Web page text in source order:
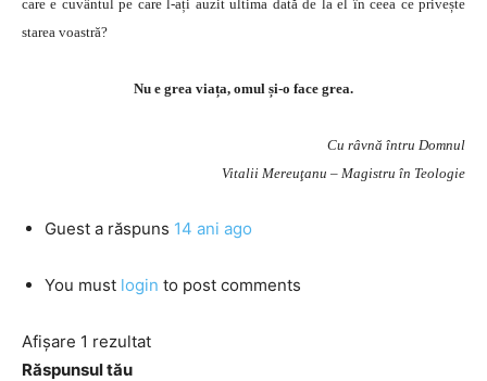
care e cuvântul pe care l-ați auzit ultima dată de la el în ceea ce privește
starea voastră?
Nu e grea viața, omul și-o face grea.
Cu râvnă întru Domnul
Vitalii Mereuţanu – Magistru în Teologie
Guest a răspuns 14 ani ago
You must login to post comments
Afișare 1 rezultat
Răspunsul tău